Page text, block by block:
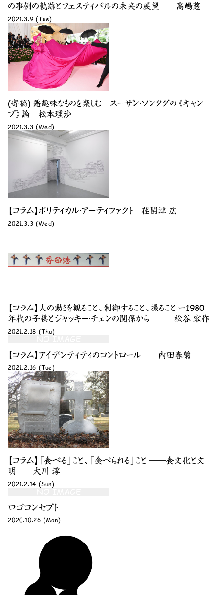
の事例の軌跡とフェスティバルの未来の展望 高嶋慈
2021.3.9 (Tue)
(寄稿) 悪趣味なものを楽しむ―スーザン・ソンタグの《キャン
プ》論 松本理沙
2021.3.3 (Wed)
【コラム】ポリティカル・アーティファクト 荏開津 広
2021.3.3 (Wed)
【コラム】人の動きを観ること、制御すること、撮ること ー1980
年代の子供とジャッキー・チェンの関係から 松谷 容作
2021.2.18 (Thu)
NO IMAGE
【コラム】アイデンティティのコントロール 内田春菊
2021.2.16 (Tue)
【コラム】「食べる」こと、「食べられる」こと ――食文化と文
明 大川 淳
2021.2.14 (Sun)
NO IMAGE
ロゴコンセプト
2020.10.26 (Mon)